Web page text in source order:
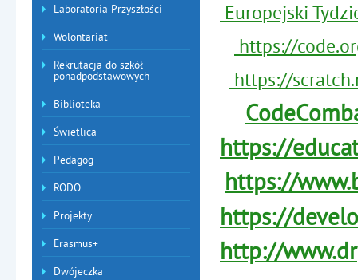
Laboratoria Przyszłości
Wolontariat
Rekrutacja do szkół
ponadpodstawowych
Biblioteka
Świetlica
Pedagog
RODO
Projekty
Erasmus+
Dwójeczka
Europejski
https://
https://
https://
https://
https://
http://